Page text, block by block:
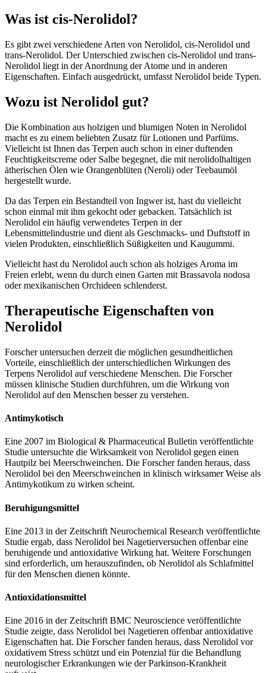
Was ist cis-Nerolidol?
Es gibt zwei verschiedene Arten von Nerolidol, cis-Nerolidol und
trans-Nerolidol. Der Unterschied zwischen cis-Nerolidol und trans-
Nerolidol liegt in der Anordnung der Atome und in anderen
Eigenschaften. Einfach ausgedrückt, umfasst Nerolidol beide Typen.
Wozu ist Nerolidol gut?
Die Kombination aus holzigen und blumigen Noten in Nerolidol
macht es zu einem beliebten Zusatz für Lotionen und Parfüms.
Vielleicht ist Ihnen das Terpen auch schon in einer duftenden
Feuchtigkeitscreme oder Salbe begegnet, die mit nerolidolhaltigen
ätherischen Ölen wie Orangenblüten (Neroli) oder Teebaumöl
hergestellt wurde.
Da das Terpen ein Bestandteil von Ingwer ist, hast du vielleicht
schon einmal mit ihm gekocht oder gebacken. Tatsächlich ist
Nerolidol ein häufig verwendetes Terpen in der
Lebensmittelindustrie und dient als Geschmacks- und Duftstoff in
vielen Produkten, einschließlich Süßigkeiten und Kaugummi.
Vielleicht hast du Nerolidol auch schon als holziges Aroma im
Freien erlebt, wenn du durch einen Garten mit Brassavola nodosa
oder mexikanischen Orchideen schlenderst.
Therapeutische Eigenschaften von
Nerolidol
Forscher untersuchen derzeit die möglichen gesundheitlichen
Vorteile, einschließlich der unterschiedlichen Wirkungen des
Terpens Nerolidol auf verschiedene Menschen. Die Forscher
müssen klinische Studien durchführen, um die Wirkung von
Nerolidol auf den Menschen besser zu verstehen.
Antimykotisch
Eine 2007 im Biological & Pharmaceutical Bulletin veröffentlichte
Studie untersuchte die Wirksamkeit von Nerolidol gegen einen
Hautpilz bei Meerschweinchen. Die Forscher fanden heraus, dass
Nerolidol bei den Meerschweinchen in klinisch wirksamer Weise als
Antimykotikum zu wirken scheint.
Beruhigungsmittel
Eine 2013 in der Zeitschrift Neurochemical Research veröffentlichte
Studie ergab, dass Nerolidol bei Nagetierversuchen offenbar eine
beruhigende und antioxidative Wirkung hat. Weitere Forschungen
sind erforderlich, um herauszufinden, ob Nerolidol als Schlafmittel
für den Menschen dienen könnte.
Antioxidationsmittel
Eine 2016 in der Zeitschrift BMC Neuroscience veröffentlichte
Studie zeigte, dass Nerolidol bei Nagetieren offenbar antioxidative
Eigenschaften hat. Die Forscher fanden heraus, dass Nerolidol vor
oxidativem Stress schützt und ein Potenzial für die Behandlung
neurologischer Erkrankungen wie der Parkinson-Krankheit